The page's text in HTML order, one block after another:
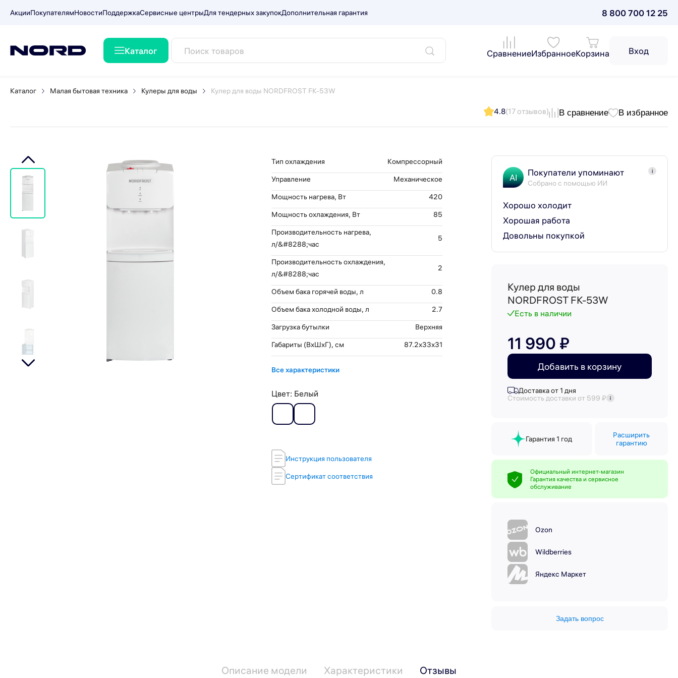
АкцииПокупателямНовостиПоддержкаСервисные центрыДля тендерных закупокДополнительная гарантия 8 800 700 12 25
Каталог СравнениеИзбранноеКорзина Вход
Каталог Малая бытовая техника Кулеры для воды Кулер для воды NORDFROST FK-53W
4.8(17 отзывов) В сравнение В избранное
Тип охлаждения
Компрессорный
Управление
Механическое
Мощность нагрева, Вт
420
Мощность охлаждения, Вт
85
Производительность нагрева,
л/&#8288;час
5
Производительность охлаждения,
л/&#8288;час
2
Объем бака горячей воды, л
0.8
Объем бака холодной воды, л
2.7
Загрузка бутылки
Верхняя
Габариты (ВхШхГ), см
87.2x33x31
Все характеристики
Цвет: Белый
Инструкция пользователя
Сертификат соответствия
AI Покупатели упоминают
Собрано с помощью ИИ
i
Хорошо холодит
Хорошая работа
Довольны покупкой
Кулер для воды
NORDFROST FK-53W
Есть в наличии
11 990 ₽
Добавить в корзину
Доставка от 1 дня
Стоимость доставки от 599 ₽
Гарантия 1 год
Расширить
гарантию
Официальный интернет-магазин
Гарантия качества и сервисное
обслуживание
Ozon
Wildberries
Яндекс Маркет
Задать вопрос
Описание модели Характеристики Отзывы